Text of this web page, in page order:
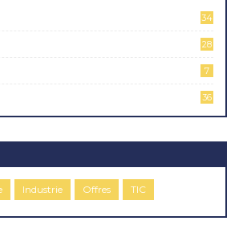
34
28
7
36
Industrie Offres TIC